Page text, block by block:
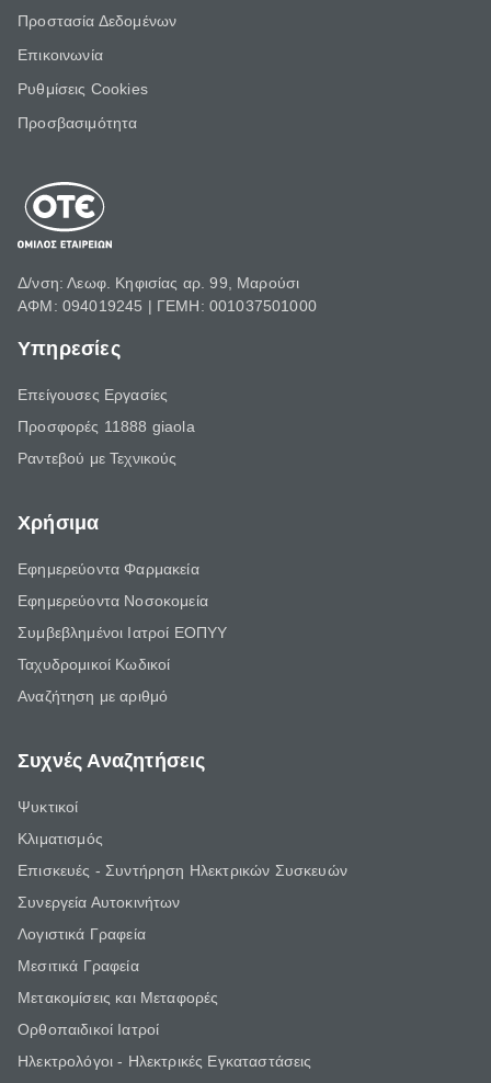
Προστασία Δεδομένων
Επικοινωνία
Ρυθμίσεις Cookies
Προσβασιμότητα
Δ/νση: Λεωφ. Κηφισίας αρ. 99, Μαρούσι
ΑΦΜ: 094019245 | ΓΕΜΗ: 001037501000
Υπηρεσίες
Επείγουσες Εργασίες
Προσφορές 11888 giaola
Ραντεβού με Τεχνικούς
Χρήσιμα
Εφημερεύοντα Φαρμακεία
Εφημερεύοντα Νοσοκομεία
Συμβεβλημένοι Ιατροί ΕΟΠΥΥ
Ταχυδρομικοί Κωδικοί
Αναζήτηση με αριθμό
Συχνές Αναζητήσεις
Ψυκτικοί
Κλιματισμός
Επισκευές - Συντήρηση Ηλεκτρικών Συσκευών
Συνεργεία Αυτοκινήτων
Λογιστικά Γραφεία
Μεσιτικά Γραφεία
Μετακομίσεις και Μεταφορές
Ορθοπαιδικοί Ιατροί
Ηλεκτρολόγοι - Ηλεκτρικές Εγκαταστάσεις